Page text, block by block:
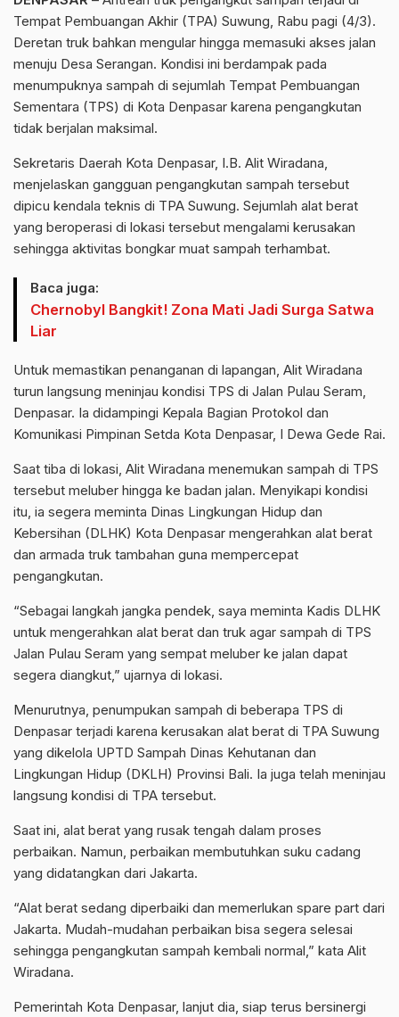
Tempat Pembuangan Akhir (TPA) Suwung, Rabu pagi (4/3).
Deretan truk bahkan mengular hingga memasuki akses jalan
menuju Desa Serangan. Kondisi ini berdampak pada
menumpuknya sampah di sejumlah Tempat Pembuangan
Sementara (TPS) di Kota Denpasar karena pengangkutan
tidak berjalan maksimal.
Sekretaris Daerah Kota Denpasar, I.B. Alit Wiradana,
menjelaskan gangguan pengangkutan sampah tersebut
dipicu kendala teknis di TPA Suwung. Sejumlah alat berat
yang beroperasi di lokasi tersebut mengalami kerusakan
sehingga aktivitas bongkar muat sampah terhambat.
Baca juga:
Chernobyl Bangkit! Zona Mati Jadi Surga Satwa
Liar
Untuk memastikan penanganan di lapangan, Alit Wiradana
turun langsung meninjau kondisi TPS di Jalan Pulau Seram,
Denpasar. Ia didampingi Kepala Bagian Protokol dan
Komunikasi Pimpinan Setda Kota Denpasar, I Dewa Gede Rai.
Saat tiba di lokasi, Alit Wiradana menemukan sampah di TPS
tersebut meluber hingga ke badan jalan. Menyikapi kondisi
itu, ia segera meminta Dinas Lingkungan Hidup dan
Kebersihan (DLHK) Kota Denpasar mengerahkan alat berat
dan armada truk tambahan guna mempercepat
pengangkutan.
“Sebagai langkah jangka pendek, saya meminta Kadis DLHK
untuk mengerahkan alat berat dan truk agar sampah di TPS
Jalan Pulau Seram yang sempat meluber ke jalan dapat
segera diangkut,” ujarnya di lokasi.
Menurutnya, penumpukan sampah di beberapa TPS di
Denpasar terjadi karena kerusakan alat berat di TPA Suwung
yang dikelola UPTD Sampah Dinas Kehutanan dan
Lingkungan Hidup (DKLH) Provinsi Bali. Ia juga telah meninjau
langsung kondisi di TPA tersebut.
Saat ini, alat berat yang rusak tengah dalam proses
perbaikan. Namun, perbaikan membutuhkan suku cadang
yang didatangkan dari Jakarta.
“Alat berat sedang diperbaiki dan memerlukan spare part dari
Jakarta. Mudah-mudahan perbaikan bisa segera selesai
sehingga pengangkutan sampah kembali normal,” kata Alit
Wiradana.
Pemerintah Kota Denpasar, lanjut dia, siap terus bersinergi